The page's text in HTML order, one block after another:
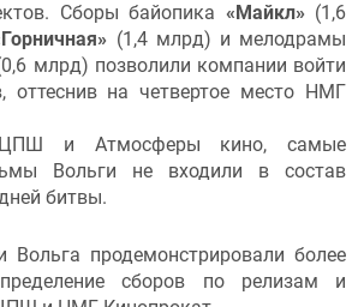
Сборы байопика «Майкл» (1,6
(1,4 млрд) и мелодрамы
млрд) позволили компании войти
оттеснив на четвертое место НМГ
и Атмосферы кино, самые
Вольги не входили в состав
битвы.
продемонстрировали более
сборов по релизам и